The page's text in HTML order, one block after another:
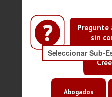
Pregunte
sin
Abogados